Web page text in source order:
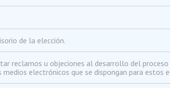
de la elección.
reclamos u objeciones al desarrollo del
electrónicos que se dispongan para estos